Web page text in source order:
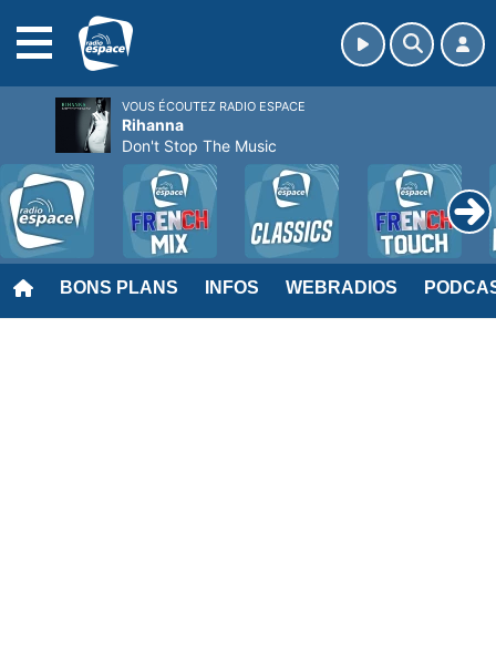
BONS PLANS INFOS WEBRADIOS
VOUS ÉCOUTEZ RADIO ESPACE
Rihanna
Don't Stop The Music